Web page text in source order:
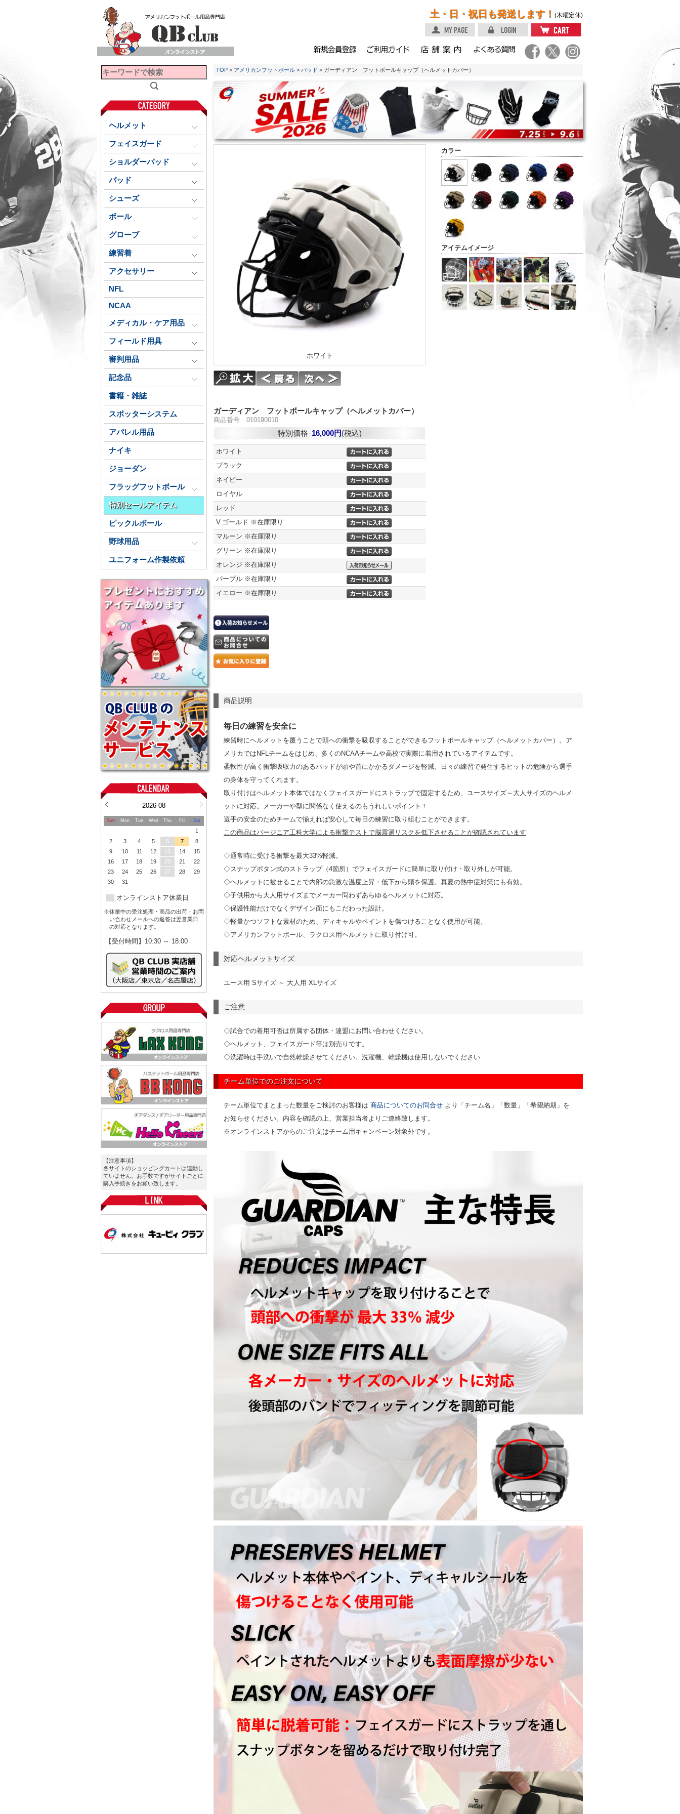
土・日・祝日も発送します！ (木曜定休)
ヘルメット
フェイスガード
ショルダーパッド
パッド
シューズ
ボール
グローブ
練習着
アクセサリー
NFL
NCAA
メディカル・ケア用品
フィールド用具
審判用品
記念品
書籍・雑誌
スポッターシステム
アパレル用品
ナイキ
ジョーダン
フラッグフットボール
特別セールアイテム
ピックルボール
野球用品
ユニフォーム作製依頼
2026-08
Sun Mon Tue Wed Thu Fri Sat
1
2
3 4 5 6 7
8
9
10 11 12 13 14
15
16
17 18 19 20 21
22
23
24 25 26 27 28
29
30
31
オンラインストア休業日
※休業中の受注処理・商品の出荷・お問
い合わせメールへの返答は翌営業日
の対応となります。
【受付時間】10:30 ～ 18:00
【注意事項】
各サイトのショッピングカートは連動し
ていません。お手数ですがサイトごとに
購入手続きをお願い致します。
TOP > アメリカンフットボール > パッド > ガーディアン フットボールキャップ（ヘルメットカバー）
カラー
アイテムイメージ
ホワイト
ガーディアン フットボールキャップ（ヘルメットカバー）
商品番号 010190010
特別価格 16,000円(税込)
ホワイト
ブラック
ネイビー
ロイヤル
レッド
V.ゴールド ※在庫限り
マルーン ※在庫限り
グリーン ※在庫限り
オレンジ ※在庫限り
パープル ※在庫限り
イエロー ※在庫限り
商品説明
毎日の練習を安全に
練習時にヘルメットを覆うことで頭への衝撃を吸収することができるフットボールキャップ（ヘルメットカバー）。ア
メリカではNFLチームをはじめ、多くのNCAAチームや高校で実際に着用されているアイテムです。
柔軟性が高く衝撃吸収力のあるパッドが頭や首にかかるダメージを軽減。日々の練習で発生するヒットの危険から選手
の身体を守ってくれます。
取り付けはヘルメット本体ではなくフェイスガードにストラップで固定するため、ユースサイズ～大人サイズのヘルメ
ットに対応。メーカーや型に関係なく使えるのもうれしいポイント！
選手の安全のためチームで揃えれば安心して毎日の練習に取り組むことができます。
この商品はバージニア工科大学による衝撃テストで脳震盪リスクを低下させることが確認されています
◇通常時に受ける衝撃を最大33%軽減。
◇スナップボタン式のストラップ（4箇所）でフェイスガードに簡単に取り付け・取り外しが可能。
◇ヘルメットに被せることで内部の急激な温度上昇・低下から頭を保護。真夏の熱中症対策にも有効。
◇子供用から大人用サイズまでメーカー問わずあらゆるヘルメットに対応。
◇保護性能だけでなくデザイン面にもこだわった設計。
◇軽量かつソフトな素材のため、ディキャルやペイントを傷つけることなく使用が可能。
◇アメリカンフットボール、ラクロス用ヘルメットに取り付け可。
対応ヘルメットサイズ
ユース用 Sサイズ ～ 大人用 XLサイズ
ご注意
◇試合での着用可否は所属する団体・連盟にお問い合わせください。
◇ヘルメット、フェイスガード等は別売りです。
◇洗濯時は手洗いで自然乾燥させてください。洗濯機、乾燥機は使用しないでください
チーム単位でのご注文について
チーム単位でまとまった数量をご検討のお客様は 商品についてのお問合せ より「チーム名」「数量」「希望納期」を
お知らせください。内容を確認の上、営業担当者よりご連絡致します。
※オンラインストアからのご注文はチーム用キャンペーン対象外です。